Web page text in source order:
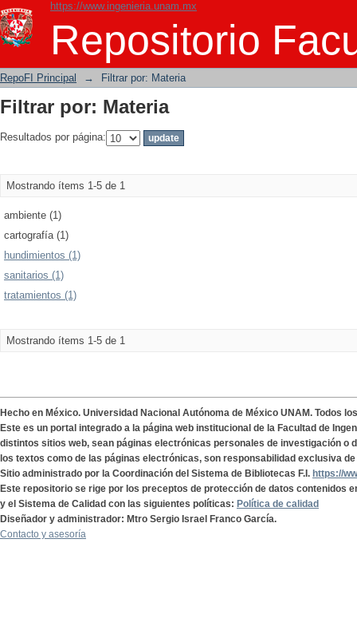
https://www.ingenieria.unam.mx
Repositorio
Filtrar por: Materia
RepoFI Principal → Filtrar por: Materia
Filtrar por: Materia
Resultados por página:
Mostrando ítems 1-5 de 1
ambiente (1)
cartografía (1)
hundimientos (1)
sanitarios (1)
tratamientos (1)
Mostrando ítems 1-5 de 1
Hecho en México. Universidad Nacional Autónoma de México UNAM. Todos
Este es un portal integrado a la página web institucional de la Facultad de
distintos sitios web, sean páginas electrónicas personales de investigación o
los textos como de las páginas electrónicas, son responsabilidad exclusiva
Sitio administrado por la Coordinación del Sistema de Bibliotecas F.I. https://
Este repositorio se rige por los preceptos de protección de datos contenidos
y el Sistema de Calidad con las siguientes políticas: Política de calidad
Diseñador y administrador: Mtro Sergio Israel Franco García.
Contacto y asesoría